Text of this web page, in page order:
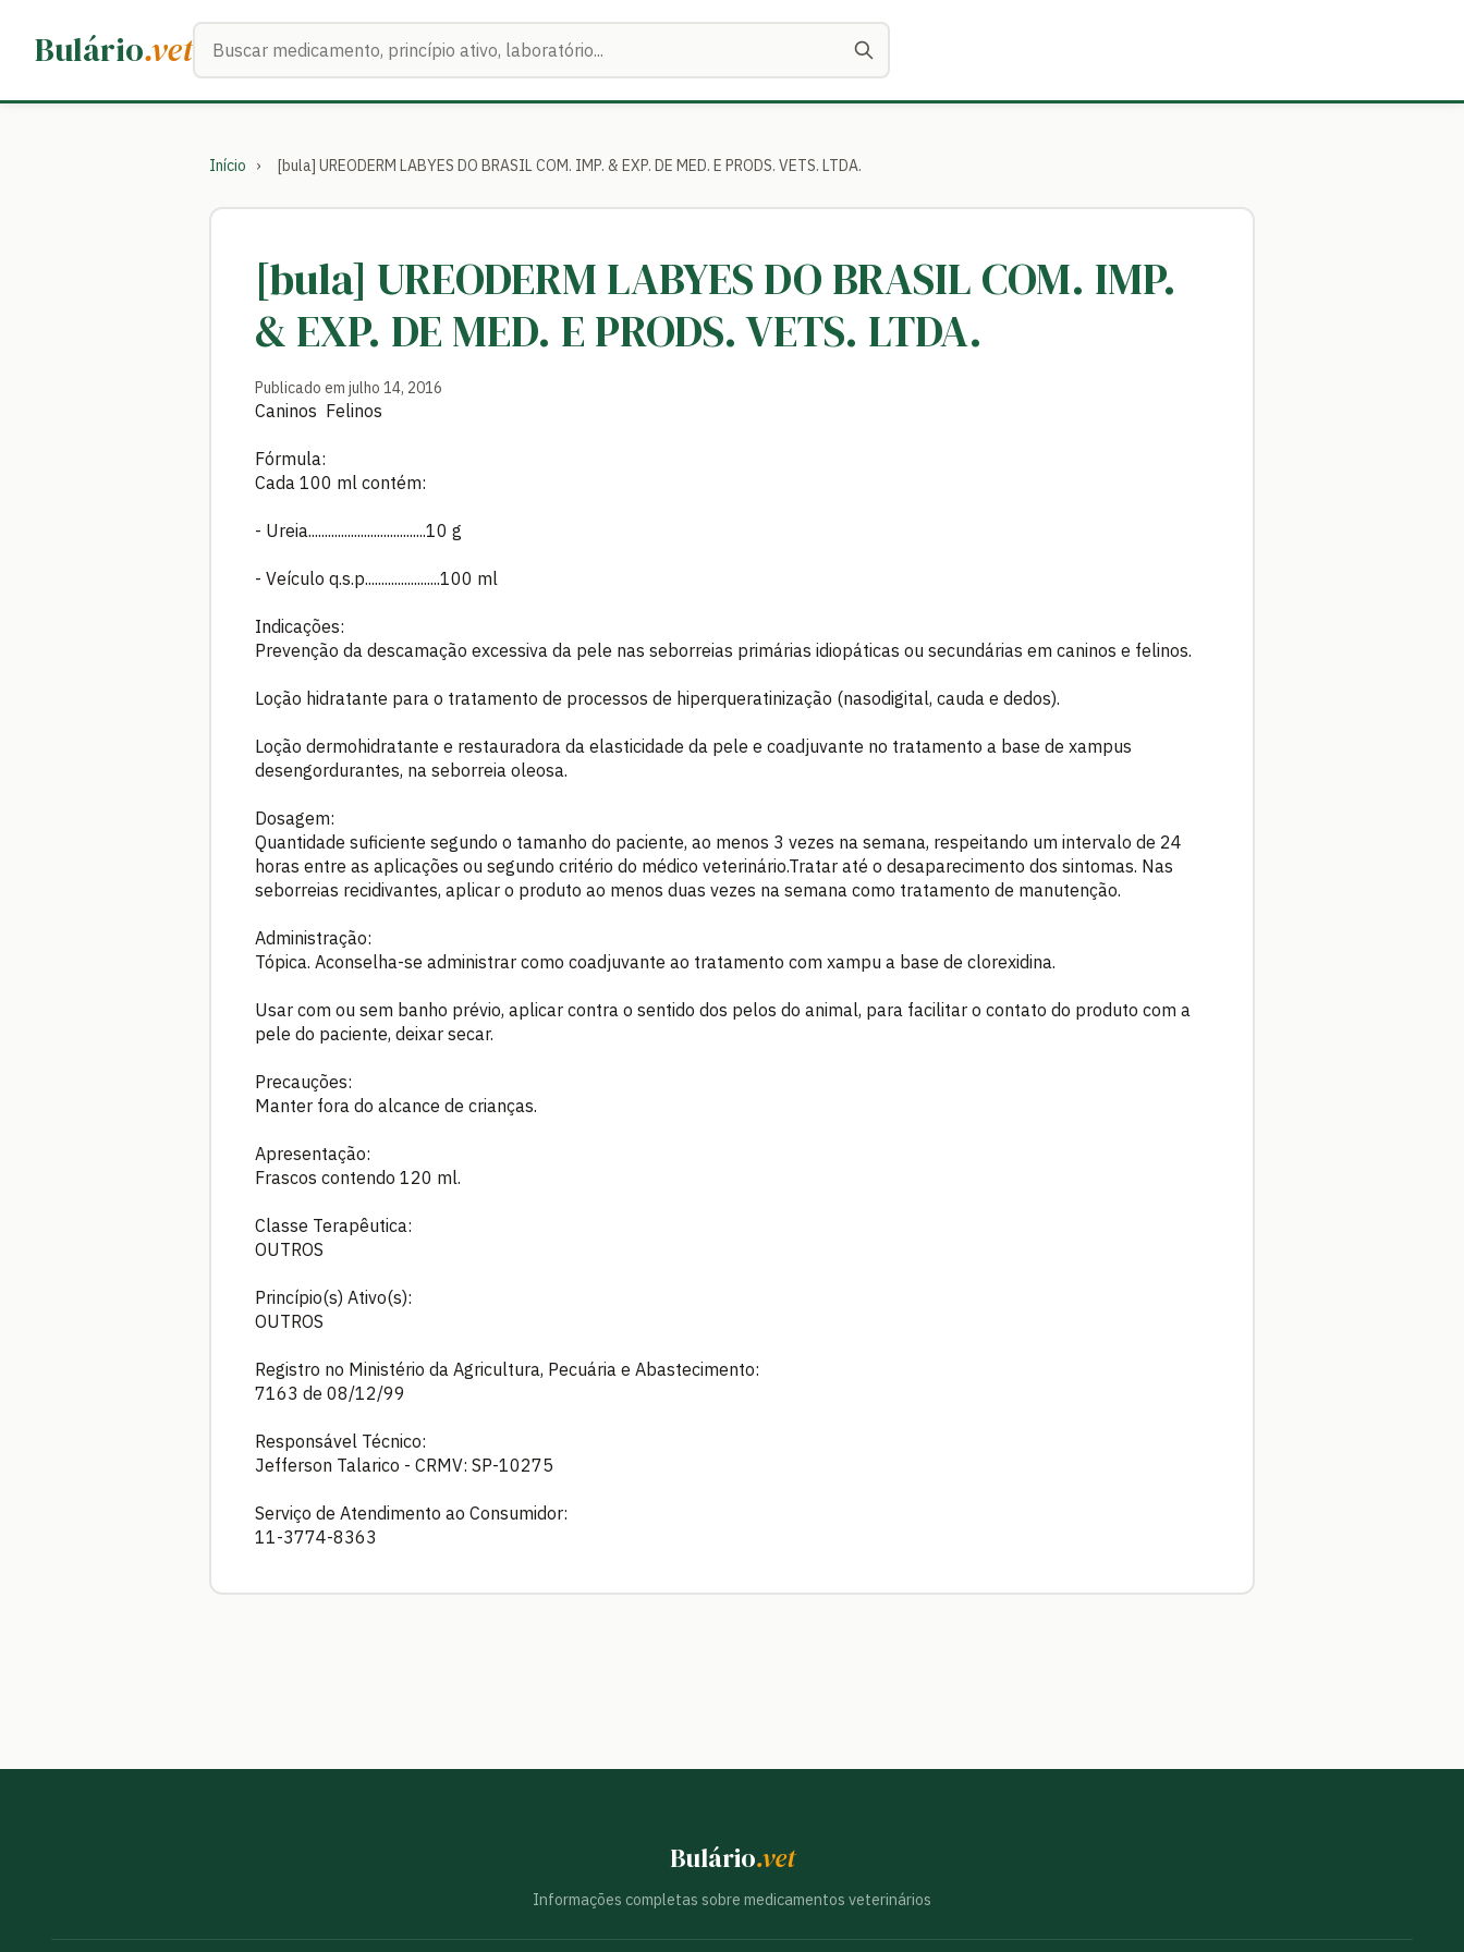
Bulário.vetBuscar medicamentos
Início › [bula] UREODERM LABYES DO BRASIL COM. IMP. & EXP. DE MED. E PRODS. VETS. LTDA.
[bula] UREODERM LABYES DO BRASIL COM. IMP.
& EXP. DE MED. E PRODS. VETS. LTDA.
Publicado em julho 14, 2016
Caninos Felinos
Fórmula:
Cada 100 ml contém:
- Ureia....................................10 g
- Veículo q.s.p.......................100 ml
Indicações:
Prevenção da descamação excessiva da pele nas seborreias primárias idiopáticas ou secundárias em caninos e felinos.
Loção hidratante para o tratamento de processos de hiperqueratinização (nasodigital, cauda e dedos).
Loção dermohidratante e restauradora da elasticidade da pele e coadjuvante no tratamento a base de xampus
desengordurantes, na seborreia oleosa.
Dosagem:
Quantidade suficiente segundo o tamanho do paciente, ao menos 3 vezes na semana, respeitando um intervalo de 24
horas entre as aplicações ou segundo critério do médico veterinário.Tratar até o desaparecimento dos sintomas. Nas
seborreias recidivantes, aplicar o produto ao menos duas vezes na semana como tratamento de manutenção.
Administração:
Tópica. Aconselha-se administrar como coadjuvante ao tratamento com xampu a base de clorexidina.
Usar com ou sem banho prévio, aplicar contra o sentido dos pelos do animal, para facilitar o contato do produto com a
pele do paciente, deixar secar.
Precauções:
Manter fora do alcance de crianças.
Apresentação:
Frascos contendo 120 ml.
Classe Terapêutica:
OUTROS
Princípio(s) Ativo(s):
OUTROS
Registro no Ministério da Agricultura, Pecuária e Abastecimento:
7163 de 08/12/99
Responsável Técnico:
Jefferson Talarico - CRMV: SP-10275
Serviço de Atendimento ao Consumidor:
11-3774-8363
Bulário.vet
Informações completas sobre medicamentos veterinários